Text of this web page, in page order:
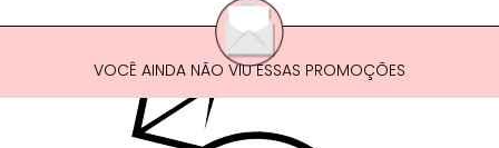
VOCÊ AINDA NÃO VIU ESSAS PROMOÇÕES